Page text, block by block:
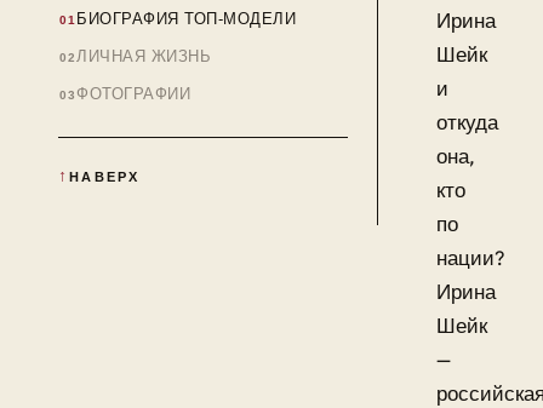
БИОГРАФИЯ ТОП-МОДЕЛИ
ЛИЧНАЯ ЖИЗНЬ
ФОТОГРАФИИ
НАВЕРХ
Ирина
Шейк
и
откуда
она,
кто
по
нации?
Ирина
Шейк
—